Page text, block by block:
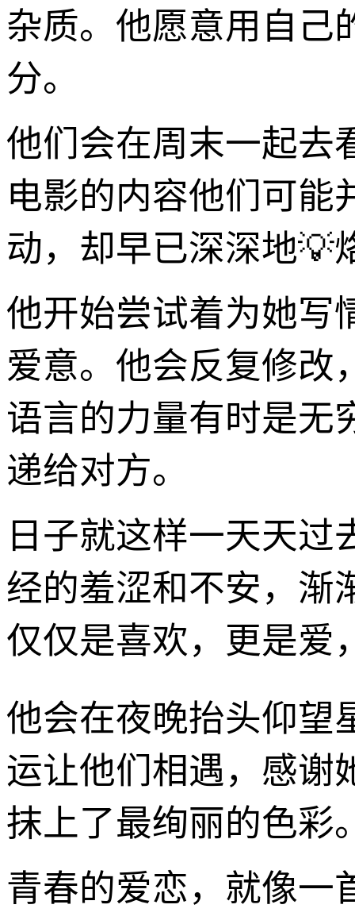
杂质。他愿意用自己
分。
他们会在周末一起去
电影的内容他们可能
动，却早已深深地💡
他开始尝试着为她写
爱意。他会反复修改
语言的力量有时是无
递给对方。
日子就这样一天天
经的羞涩和不安，渐
仅仅是喜欢，更是
他会在夜晚抬头仰望
运让他们相遇，感谢
抹上了最绚丽的色彩
青春的爱恋，就像一